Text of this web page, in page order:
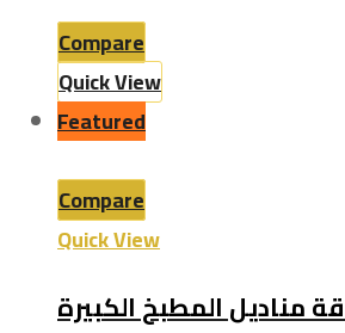
Compare
Quick View
Featured
Compare
Quick View
مناديل المطبخ الكبيرة